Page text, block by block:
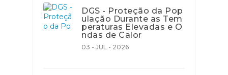
DGS - Proteção da Pop
ulação Durante as Tem
peraturas Elevadas e O
ndas de Calor
03 - JUL - 2026